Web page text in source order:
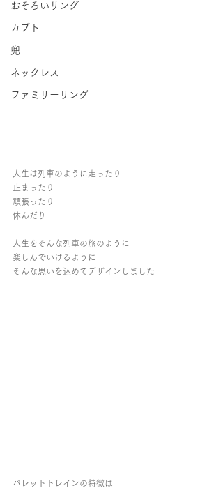
おそろいリング
カブト
兜
ネックレス
ファミリーリング
人生は列車のように走ったり
止まったり
頑張ったり
休んだり
人生をそんな列車の旅のように
楽しんでいけるように
そんな思いを込めてデザインしました
バレットトレインの特徴は